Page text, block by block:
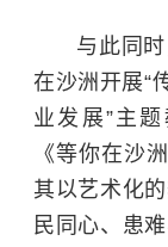
与此同
在沙洲开展“
业发展”主
《等你在沙
其以艺术化
民同心、患